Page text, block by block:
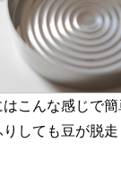
こんな感じで
しても豆が脱走